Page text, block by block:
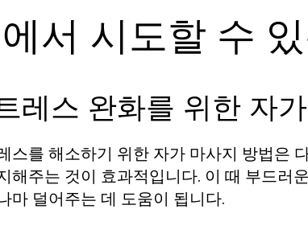
서 시도할 수
레스 완화를 위한 자
스를 해소하기 위한 자가 마사지 방법은
해주는 것이 효과적입니다. 이 때 부드러
마 덜어주는 데 도움이 됩니다.